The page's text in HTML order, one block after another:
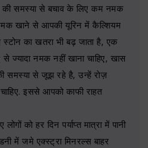
समस्या से बचाव के लिए कम नमक
खाने से आपकी यूरिन में कैल्शियम
स्टोन का खतरा भी बढ़ जाता है, एक
ज्यादा नमक नहीं खाना चाहिए, खास
समस्या से जूझ रहे है, उन्हें रोज़
इससे आपको काफी राहत
को हर दिन पर्याप्त मात्रा में पानी
में जमे एक्स्ट्रा मिनरल्स बाहर